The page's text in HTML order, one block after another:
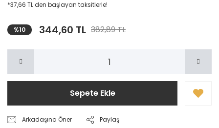
*37,66 TL den başlayan taksitlerle!
%10 344,60 TL 382,89 TL
Sepete Ekle
Arkadaşına Öner Paylaş